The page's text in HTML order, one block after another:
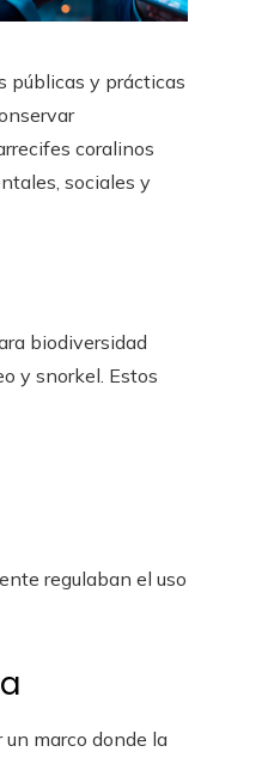
públicas y prácticas
coralinos
sociales y
biodiversidad
y snorkel. Estos
regulaban el uso
marco donde la